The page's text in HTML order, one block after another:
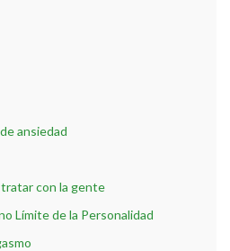
ansiedad
con la gente
Límite de la Personalidad